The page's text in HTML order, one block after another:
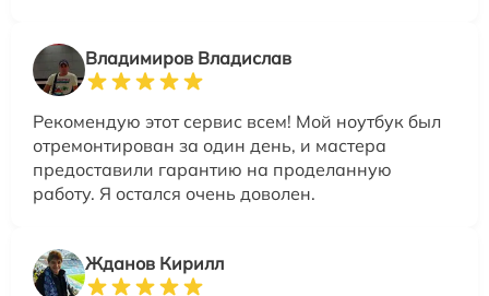
Владимиров Владислав
Рекомендую этот сервис всем! Мой ноутбук был
отремонтирован за один день, и мастера
предоставили гарантию на проделанную
работу. Я остался очень доволен.
Жданов Кирилл